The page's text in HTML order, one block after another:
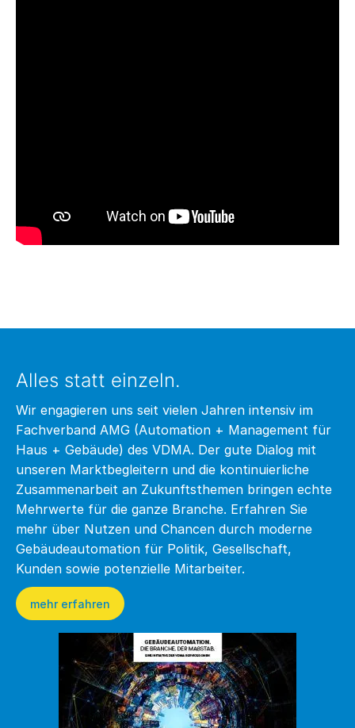
Alles statt einzeln.
Wir engagieren uns seit vielen Jahren intensiv im
Fachverband AMG (Automation + Management für
Haus + Gebäude) des VDMA. Der gute Dialog mit
unseren Marktbegleitern und die kontinuierliche
Zusammenarbeit an Zukunftsthemen bringen echte
Mehrwerte für die ganze Branche. Erfahren Sie
mehr über Nutzen und Chancen durch moderne
Gebäudeautomation für Politik, Gesellschaft,
Kunden sowie potenzielle Mitarbeiter.
mehr erfahren